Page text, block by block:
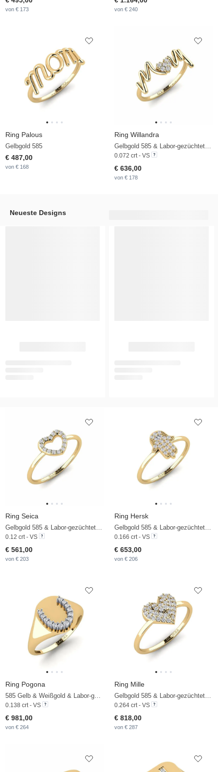
von € 173 von € 240
Ring Palous
Gelbgold 585
€ 487,00
von € 168
Ring Willandra
Gelbgold 585 & Labor-gezüchteter Diamant
0.072 crt - VS
€ 636,00
von € 178
Neueste Designs
Ring Seica
Gelbgold 585 & Labor-gezüchteter Diamant
0.12 crt - VS
€ 561,00
von € 203
Ring Hersk
Gelbgold 585 & Labor-gezüchteter Diamant
0.166 crt - VS
€ 653,00
von € 206
Ring Pogona
585 Gelb & Weißgold & Labor-gezüchteter Diamant
0.138 crt - VS
€ 981,00
von € 264
Ring Mille
Gelbgold 585 & Labor-gezüchteter Diamant
0.264 crt - VS
€ 818,00
von € 287